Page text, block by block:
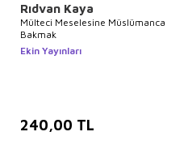
Rıdvan Kaya
Mülteci Meselesine Müslümanca
Bakmak
Ekin Yayınları
240,00 TL